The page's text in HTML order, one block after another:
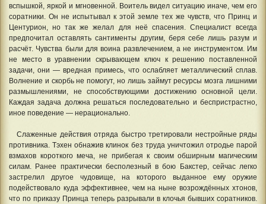
вспышкой, яркой и мгновенной. Воитель видел ситуацию иначе, чем его
соратники. Он не испытывал к этой земле тех же чувств, что Принц и
Центурион, но так же желал для неё спасения. Специалист всегда
предпочитал оставлять сантименты другим, беря себе лишь разум и
расчёт. Чувства были для воина развлечением, а не инструментом. Им
не место в уравнении скрывающем ключ к решению поставленной
задачи, они — вредная примесь, что ослабляет металлический сплав.
Волнение и скорбь не помогут, но лишь займут ресурсы мозга лишними
размышлениями, не способствующими достижению основной цели.
Каждая задача должна решаться последовательно и беспристрастно,
иное поведение — нерационально.
Слаженные действия отряда быстро третировали нестройные ряды
противника. Тэхен обнажив клинок без труда уничтожил отродье парой
взмахов короткого меча, не прибегая к своим обширным магическим
силам. Ранее практически бесполезный в бою Бакстер, сейчас легко
застрелил другое чудовище, на которого выданное ему оружие
подействовало куда эффективнее, чем на ныне возрождённых хтонов,
что по приказу Принца теперь разрывали в клочья бывших соратников.